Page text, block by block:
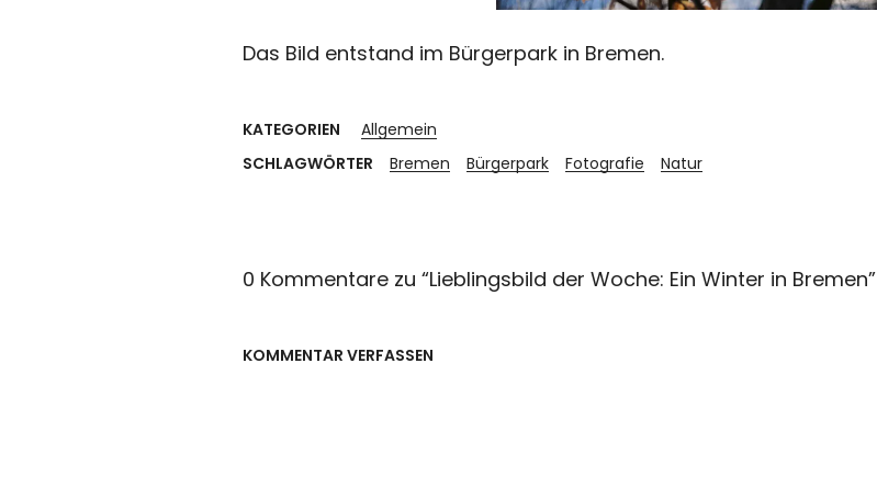
Das Bild entstand im Bürgerpark in Bremen.
KATEGORIEN
Allgemein
SCHLAGWÖRTER
Bremen Bürgerpark Fotografie Natur
0 Kommentare zu “Lieblingsbild der Woche: Ein Winter in Bremen”
KOMMENTAR VERFASSEN